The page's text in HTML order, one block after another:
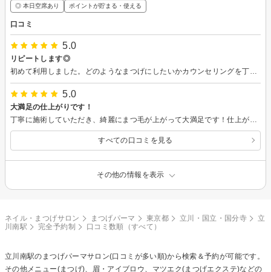
◎ 本日空席あり ポイントが貯まる・使える
口コミ
5.0
リピートします◎
5.0
大満足の仕上がりです！
すべての口コミを見る
その他の情報を表示
ネイル・まつげサロン まつげパーマ 東京都 立川・国立・国分寺
立
川南駅
完全予約制 口コミ数順（すべて）
立川南駅の まつげパーマサロン(口コミが多い順)から検索＆予約が可能です。
その他メニュー(まつげ)、眉・アイブロウ、マツエク(まつげエクステ)などの